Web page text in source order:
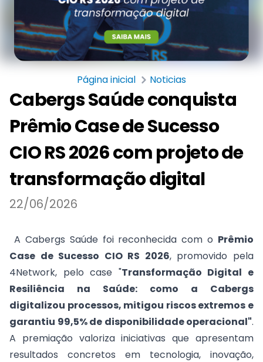
Página inicial Noticias
Cabergs Saúde conquista
Prêmio Case de Sucesso
CIO RS 2026 com projeto de
transformação digital
22/06/2026
A Cabergs Saúde foi reconhecida com o Prêmio
Case de Sucesso CIO RS 2026, promovido pela
4Network, pelo case "Transformação Digital e
Resiliência na Saúde: como a Cabergs
digitalizou processos, mitigou riscos extremos e
garantiu 99,5% de disponibilidade operacional".
A premiação valoriza iniciativas que apresentam
resultados concretos em tecnologia, inovação,